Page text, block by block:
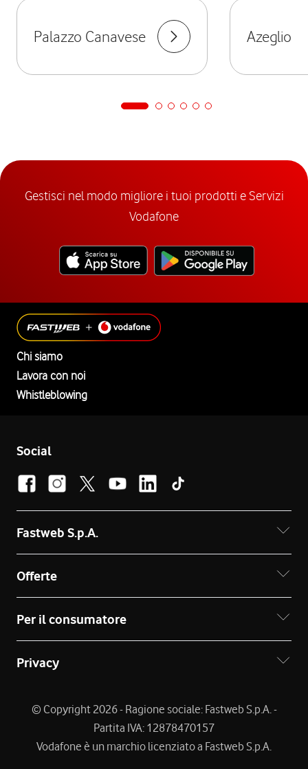
Palazzo Canavese Azeglio
Gestisci nel modo migliore i tuoi prodotti e Servizi
Vodafone
Chi siamo
Lavora con noi
Whistleblowing
Social
Fastweb S.p.A.
Offerte
Per il consumatore
Privacy
© Copyright 2026 - Ragione sociale: Fastweb S.p.A. -
Partita IVA: 12878470157
Vodafone è un marchio licenziato a Fastweb S.p.A.